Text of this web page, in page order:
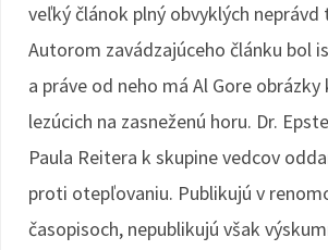
veľký článok plný obvyklých
Autorom zavádzajúceho článku bol
a práve od neho má Al Gore
lezúcich na zasneženú horu. Dr.
Paula Reitera k skupine vedcov
proti otepľovaniu. Publikujú v
časopisoch, nepublikujú však